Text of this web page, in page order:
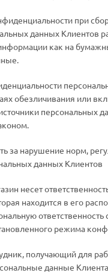
при
данных Клиентов
как на
обезличивания или
персональных
за нарушение норм,
данных Клиентов
несет
находится в его
ответственность
режима
получающий для
данные